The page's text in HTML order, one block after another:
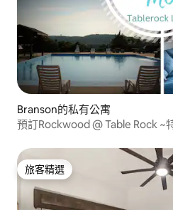
Branson的私有公寓
預訂Rockwood @ Table Rock ~
旅客精選
旅客精選